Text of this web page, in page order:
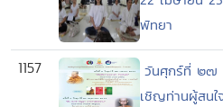
พัทยา
1157
วันศุกร์ที่ ๒๗
เชิญท่านผู้สนใ